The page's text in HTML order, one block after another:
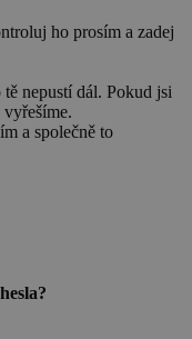
ho prosím a zadej
nepustí dál. Pokud jsi
vyřešíme.
a společně to